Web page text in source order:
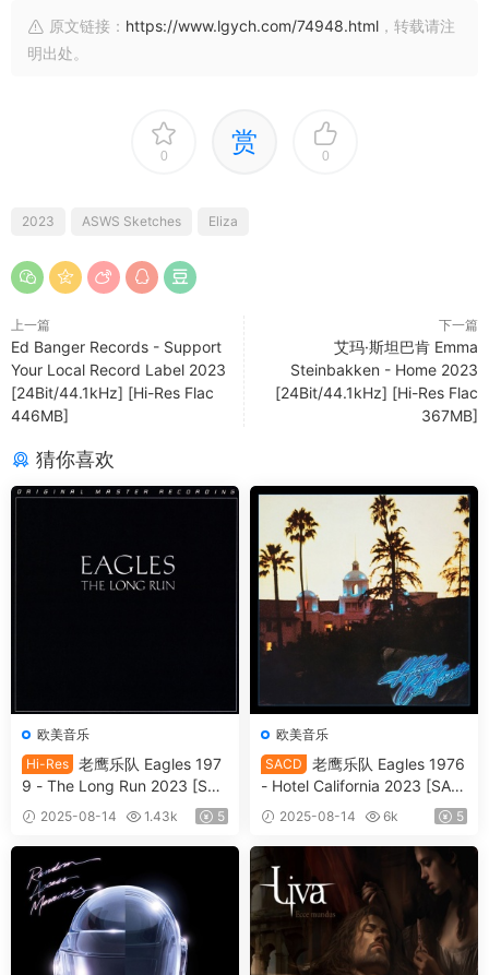
原文链接： https://www.lgych.com/74948.html ，转载请注
明出处。
0 赏 0
2023 ASWS Sketches Eliza
上一篇
Ed Banger Records - Support
Your Local Record Label 2023
[24Bit/44.1kHz] [Hi-Res Flac
446MB]
下一篇
艾玛·斯坦巴肯 Emma
Steinbakken - Home 2023
[24Bit/44.1kHz] [Hi-Res Flac
367MB]
猜你喜欢
欧美音乐
Hi-Res 老鹰乐队 Eagles 197
9 - The Long Run 2023 [SAC
D ISO 1.71GB]
2025-08-14 1.43k 5
欧美音乐
SACD
老鹰乐队 Eagles 1976
- Hotel California 2023 [SAC
D ISO 1.74GB]
2025-08-14 6k 5